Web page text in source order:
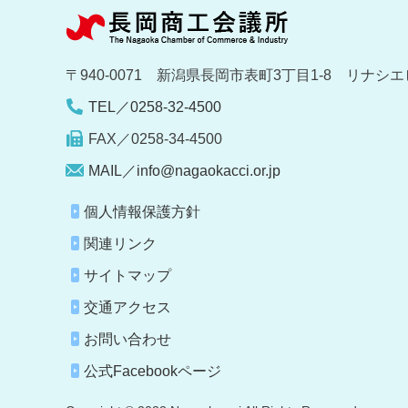
〒940-0071 新潟県長岡市表町3丁目1-8 リナシエ
TEL／0258-32-4500
FAX／0258-34-4500
MAIL／info@nagaokacci.or.jp
個人情報保護方針
関連リンク
サイトマップ
交通アクセス
お問い合わせ
公式Facebookページ